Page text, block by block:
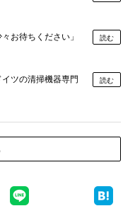
お待ちください」
読む
ツの清掃機器専門
読む